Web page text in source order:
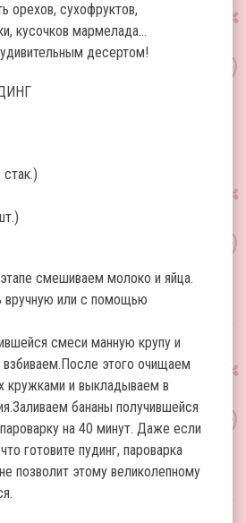
орехов, сухофруктов,
кусочков мармелада…
десертом!
смешиваем молоко и яйца.
вручную или с помощью
смеси манную крупу и
этого очищаем
кружками и выкладываем в
бананы получившейся
на 40 минут. Даже если
готовите пудинг, пароварка
позволит этому великолепному